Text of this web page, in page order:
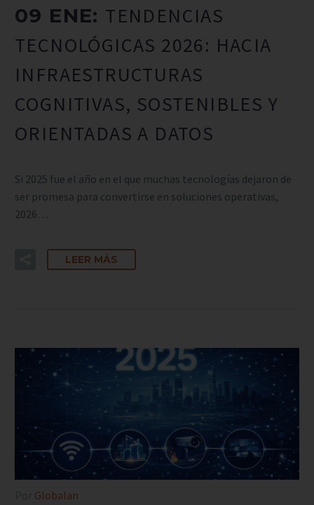
09 ENE: TENDENCIAS
TECNOLÓGICAS 2026: HACIA
INFRAESTRUCTURAS
COGNITIVAS, SOSTENIBLES Y
ORIENTADAS A DATOS
Si 2025 fue el año en el que muchas tecnologías dejaron de
ser promesa para convertirse en soluciones operativas,
2026…
LEER MÁS
Globalan